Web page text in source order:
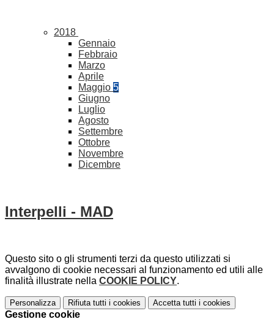
2018
Gennaio
Febbraio
Marzo
Aprile
Maggio 5
Giugno
Luglio
Agosto
Settembre
Ottobre
Novembre
Dicembre
Interpelli - MAD
Questo sito o gli strumenti terzi da questo utilizzati si
avvalgono di cookie necessari al funzionamento ed utili alle
finalità illustrate nella COOKIE POLICY.
Personalizza Rifiuta tutti i cookies Accetta tutti i cookies
Gestione cookie